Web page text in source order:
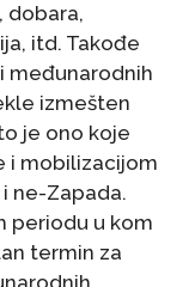
dobara,
itd. Takođe
međunarodnih
izmešten
je ono koje
i mobilizacijom
ne-Zapada.
periodu u kom
termin za